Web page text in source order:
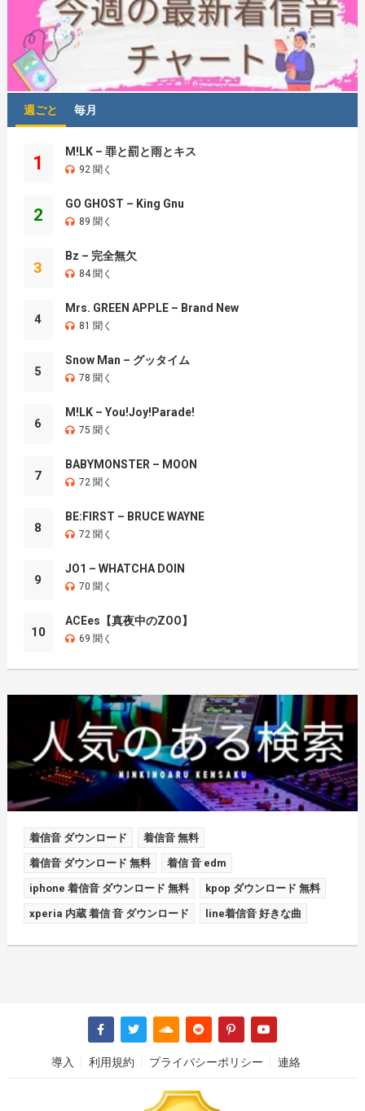
週ごと 毎月
1
M!LK – 罪と罰と雨とキス
92 聞く
2
GO GHOST – King Gnu
89 聞く
3
Bz – 完全無欠
84 聞く
4
Mrs. GREEN APPLE – Brand New
81 聞く
5
Snow Man – グッタイム
78 聞く
6
M!LK – You!Joy!Parade!
75 聞く
7
BABYMONSTER – MOON
72 聞く
8
BE:FIRST – BRUCE WAYNE
72 聞く
9
JO1 – WHATCHA DOIN
70 聞く
10
ACEes【真夜中のZOO】
69 聞く
着信音 ダウンロード 着信音 無料
着信音 ダウンロード 無料 着信 音 edm
iphone 着信音 ダウンロード 無料 kpop ダウンロード 無料
xperia 内蔵 着信 音 ダウンロード line着信音 好きな曲
導入 利用規約 プライバシーポリシー 連絡